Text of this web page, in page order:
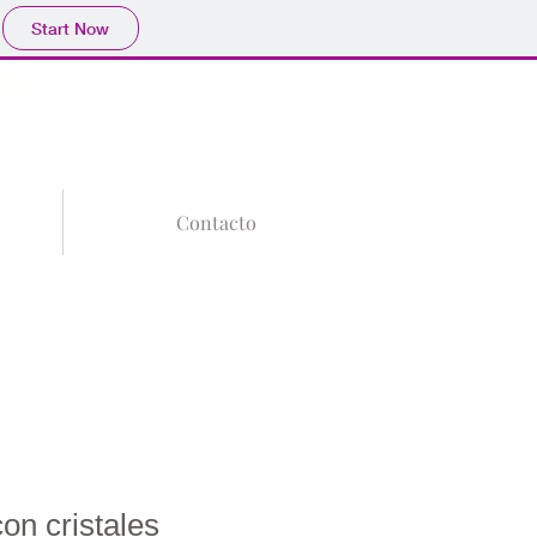
Start Now
Contacto
cristales